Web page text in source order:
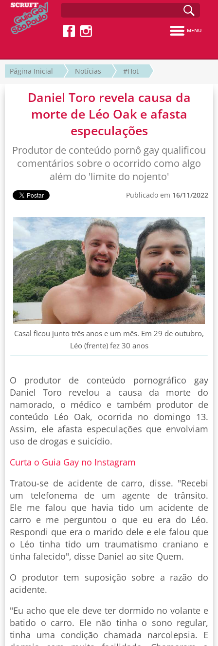
MENU
Página Inicial Notícias #Hot
Daniel Toro revela causa da
morte de Léo Oak e afasta
especulações
Produtor de conteúdo pornô gay qualificou
comentários sobre o ocorrido como algo
além do 'limite do nojento'
Publicado em 16/11/2022
Casal ficou junto três anos e um mês. Em 29 de outubro,
Léo (frente) fez 30 anos
O produtor de conteúdo pornográfico gay
Daniel Toro revelou a causa da morte do
namorado, o médico e também produtor de
conteúdo Léo Oak, ocorrida no domingo 13.
Assim, ele afasta especulações que envolviam
uso de drogas e suicídio.
Curta o Guia Gay no Instagram
Tratou-se de acidente de carro, disse. "Recebi
um telefonema de um agente de trânsito.
Ele me falou que havia tido um acidente de
carro e me perguntou o que eu era do Léo.
Respondi que era o marido dele e ele falou que
o Léo tinha tido um traumatismo craniano e
tinha falecido", disse Daniel ao site Quem.
O produtor tem suposição sobre a razão do
acidente.
"Eu acho que ele deve ter dormido no volante e
batido o carro. Ele não tinha o sono regular,
tinha uma condição chamada narcolepsia. E